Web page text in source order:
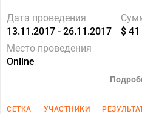
Дата проведения
13.11.2017 - 26.11.2017
$ 41
Место проведения
Online
СЕТКА УЧАСТНИКИ